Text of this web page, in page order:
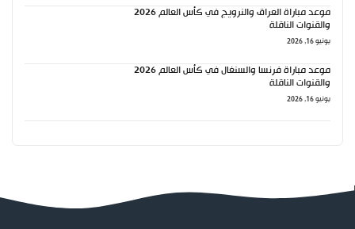
موعد مباراة العراق والنرويج في كأس العالم 2026
والقنوات الناقلة
يونيو 16, 2026
موعد مباراة فرنسا والسنغال في كأس العالم 2026
والقنوات الناقلة
يونيو 16, 2026